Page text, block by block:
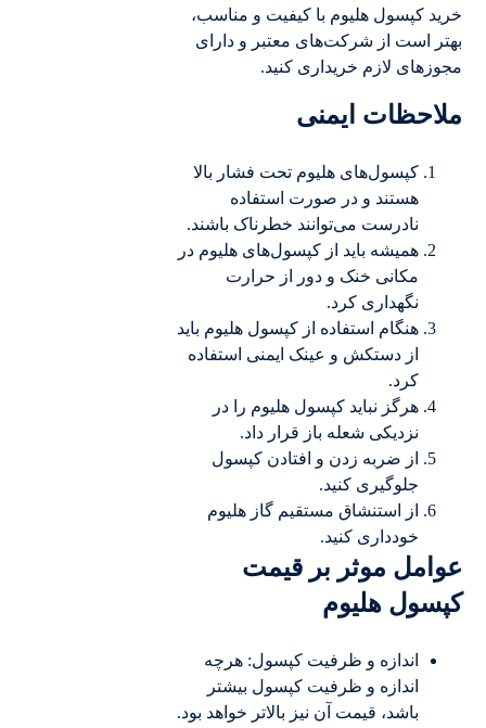
خرید کپسول هلیوم با کیفیت و مناسب،
بهتر است از شرکت‌های معتبر و دارای
مجوزهای لازم خریداری کنید.
ملاحظات ایمنی
کپسول‌های هلیوم تحت فشار بالا
هستند و در صورت استفاده
نادرست می‌توانند خطرناک باشند.
همیشه باید از کپسول‌های هلیوم در
مکانی خنک و دور از حرارت
نگهداری کرد.
هنگام استفاده از کپسول هلیوم باید
از دستکش و عینک ایمنی استفاده
کرد.
هرگز نباید کپسول هلیوم را در
نزدیکی شعله باز قرار داد.
از ضربه زدن و افتادن کپسول
جلوگیری کنید.
از استنشاق مستقیم گاز هلیوم
خودداری کنید.
عوامل موثر بر قیمت
کپسول هلیوم
اندازه و ظرفیت کپسول: هرچه
اندازه و ظرفیت کپسول بیشتر
باشد، قیمت آن نیز بالاتر خواهد بود.